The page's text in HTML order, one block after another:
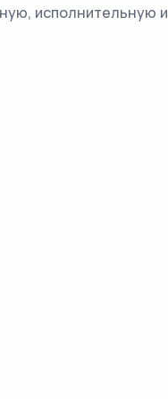
исполнительную и